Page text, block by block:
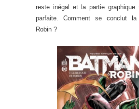
reste inégal et la partie graphique
parfaite. Comment se conclut la
Robin ?